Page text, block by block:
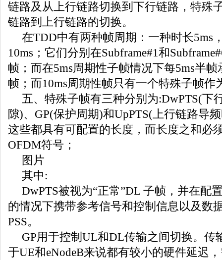
链路及从上行链路切换到下行链路，特殊
链路到上行链路的切换。
在TDD中有两种帧周期：一种时长5ms
10ms；它们分别在Subframe#1和
帧；而在5ms周期性子帧情况下每5ms半
帧；而10ms周期性帧只有一个特殊子帧作
五、特殊子帧有三种分别为:DwPTS(下
隙)、GP(保护周期)和UpPTS(上行链路导
这些都具有可配置的长度，而长度之和必
OFDM符号；
图片
其中:
DwPTS被视为“正常”DL 子帧，并在配
的情况下携带参考信号和控制信息以及数
PSS。
GP用于控制UL和DL传输之间切换。传
于UE和eNodeB来说都有较小的硬件延迟